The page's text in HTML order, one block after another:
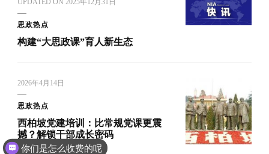
UPDATED ON 2025年12月31日
思政热点
构建“大思政课”育人新生态
2026年4月14日
思政热点
西柏坡党建培训：比常规党课更震
撼？解锁干部成长密码
你们是怎么收费的呢